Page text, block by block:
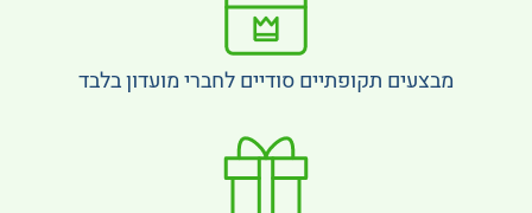
מבצעים תקופתיים סודיים לחברי מועדון בלבד